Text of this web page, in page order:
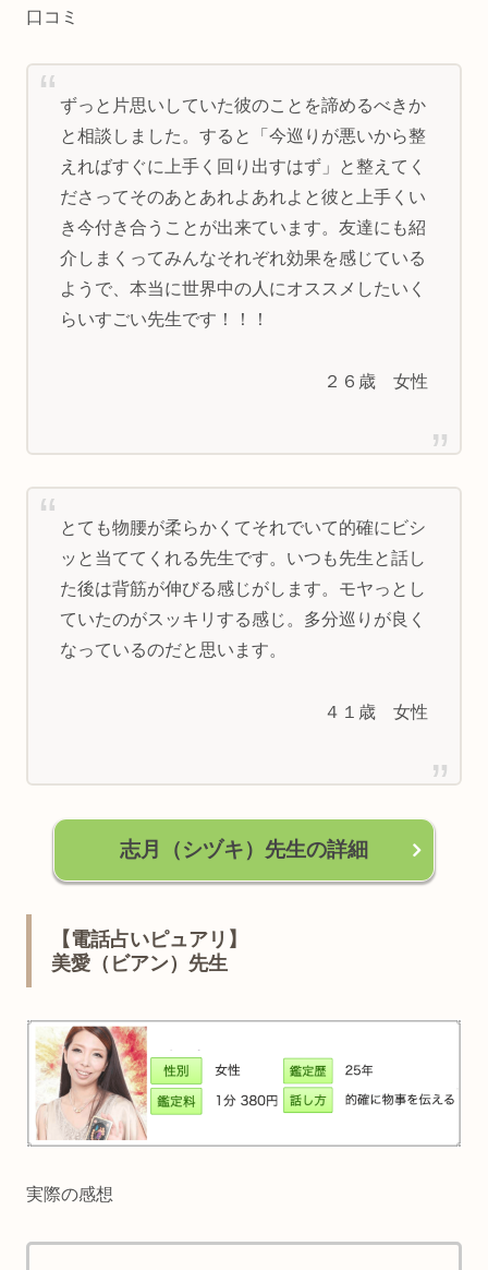
口コミ
ずっと片思いしていた彼のことを諦めるべきか
と相談しました。すると「今巡りが悪いから整
えればすぐに上手く回り出すはず」と整えてく
ださってそのあとあれよあれよと彼と上手くい
き今付き合うことが出来ています。友達にも紹
介しまくってみんなそれぞれ効果を感じている
ようで、本当に世界中の人にオススメしたいく
らいすごい先生です！！！
２６歳 女性
とても物腰が柔らかくてそれでいて的確にビシ
ッと当ててくれる先生です。いつも先生と話し
た後は背筋が伸びる感じがします。モヤっとし
ていたのがスッキリする感じ。多分巡りが良く
なっているのだと思います。
４１歳 女性
志月（シヅキ）先生の詳細
【電話占いピュアリ】
美愛（ビアン）先生
実際の感想